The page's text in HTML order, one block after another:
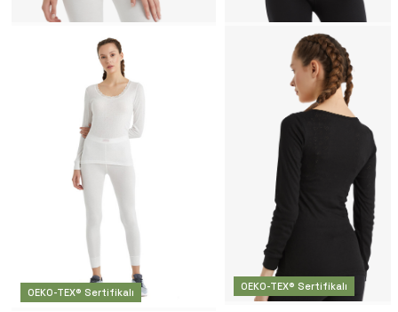
OEKO-TEX® Sertifikalı OEKO-TEX® Sertifikalı